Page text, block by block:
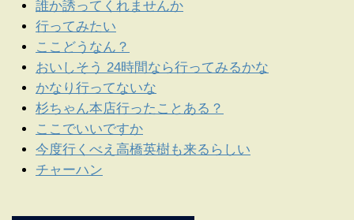
誰か誘ってくれませんか
行ってみたい
ここどうなん？
おいしそう 24時間なら行ってみるかな
かなり行ってないな
杉ちゃん本店行ったことある？
ここでいいですか
今度行くべえ高橋英樹も来るらしい
チャーハン